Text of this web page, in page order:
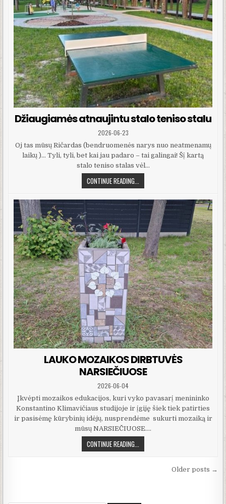
Džiaugiamės atnaujintu stalo teniso stalu
PUBLISHED DATE:
2026-06-23
Oj tas mūsų Ričardas (bendruomenės narys nuo neatmenamų
laikų )… Tyli, tyli, bet kai jau padaro – tai galingai! Šį kartą
stalo teniso stalas vėl…
CONTINUE READING...
LAUKO MOZAIKOS DIRBTUVĖS
NARSIEČIUOSE
PUBLISHED DATE:
2026-06-04
Įkvėpti mozaikos edukacijos, kuri vyko pavasarį menininko
Konstantino Klimavičiaus studijoje ir įgiję šiek tiek patirties
ir pasisėmę kūrybinių idėjų, nusprendėme sukurti mozaiką ir
mūsų NARSIEČIUOSE….
CONTINUE READING... LAUKO MOZAIKOS DIRBTUVĖS
Older posts →